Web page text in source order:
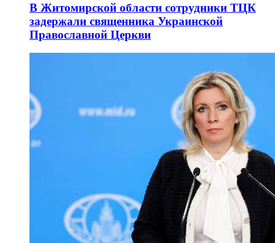
В Житомирской области сотрудники ТЦК
задержали священника Украинской
Православной Церкви